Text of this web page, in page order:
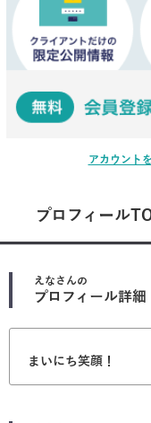
アカウント
プロフィール
えな さんの
プロフィール詳細
まいにち笑顔！